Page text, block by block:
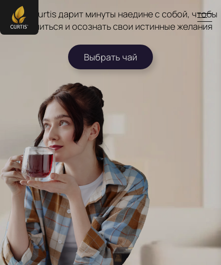
Чашка Curtis дарит минуты наедине с собой, чтобы
замедлиться и осознать свои истинные желания
Выбрать чай